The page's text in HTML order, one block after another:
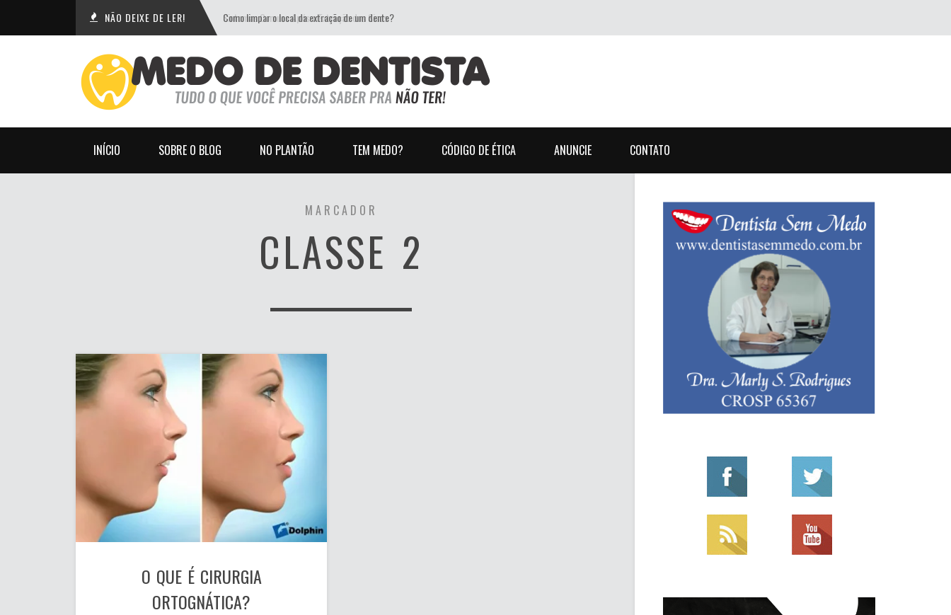
NÃO DEIXE DE LER! Como limpar o local da extração de um dente?
INÍCIO SOBRE O BLOG NO PLANTÃO TEM MEDO? CÓDIGO DE ÉTICA ANUNCIE CONTATO
MARCADOR
CLASSE 2
O QUE É CIRURGIA
ORTOGNÁTICA?